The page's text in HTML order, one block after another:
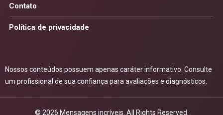
Contato
Política de privacidade
Nossos conteúdos possuem apenas caráter informativo. Consulte
um profissional de sua confiança para avaliações e diagnósticos.
© 2026 Mensagens incríveis . All Rights Reserved.